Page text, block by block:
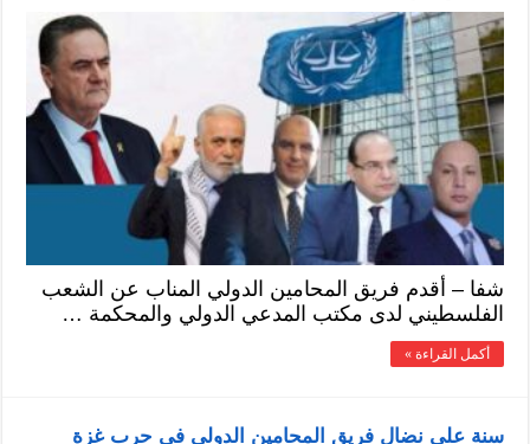
شفا – أقدم فريق المحامين الدولي المناب عن الشعب
الفلسطيني لدى مكتب المدعي الدولي والمحكمة …
أكمل القراءة »
سنة على نضال فريق المحامين الدولي في حرب غزة